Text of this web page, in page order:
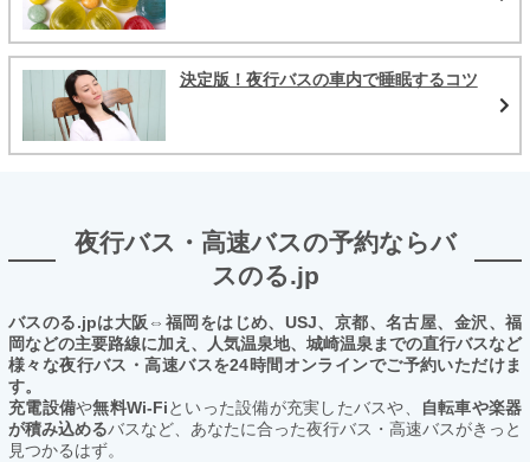
決定版！夜行バスの車内で睡眠するコツ
夜行バス・高速バスの予約ならバ
スのる.jp
バスのる.jpは大阪⇔福岡をはじめ、USJ、京都、名古屋、金沢、福
岡などの主要路線に加え、人気温泉地、城崎温泉までの直行バスなど
様々な夜行バス・高速バスを24時間オンラインでご予約いただけま
す。
充電設備や無料Wi-Fiといった設備が充実したバスや、
自転車や楽器
が積み込めるバスなど、あなたに合った夜行バス・高速バスがきっと
見つかるはず。